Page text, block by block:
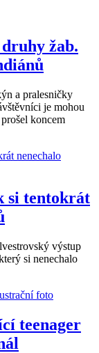
žab.
a pralesničky
je mohou
koncem
si tentokrát
výstup
si nenechalo
teenager